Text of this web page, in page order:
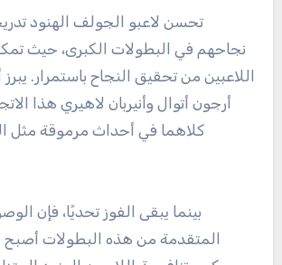
تحسن لاعبو الجولف الهنود
نجاحهم في البطولات الكبرى، حيث
اللاعبين من تحقيق النجاح باستمرار.
أرجون أتوال وأنيربان لاهيري هذا
كلاهما في أحداث مرموقة مثل
بينما يبقى الفوز تحديًا، فإن
المتقدمة من هذه البطولات أصبح